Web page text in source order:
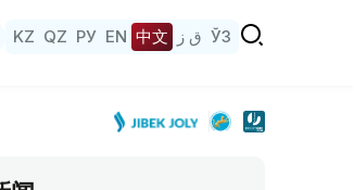
KZ QZ РУ EN 中文 ق ز ЎЗ